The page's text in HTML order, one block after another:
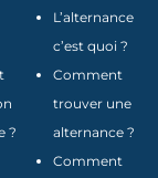
?
L’alternance
c’est quoi ?
Comment
trouver une
alternance ?
Comment